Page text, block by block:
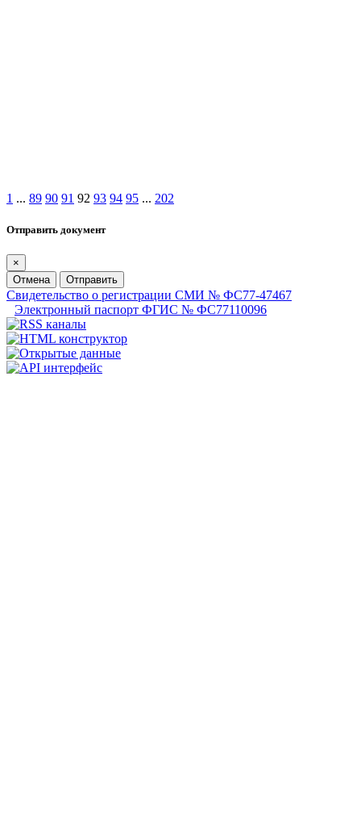
1 ... 89 90 91 92 93 94 95 ... 202
Отправить документ
×
Отмена
Отправить
Свидетельство о регистрации СМИ № ФС77-47467
Электронный паспорт ФГИС № ФС77110096